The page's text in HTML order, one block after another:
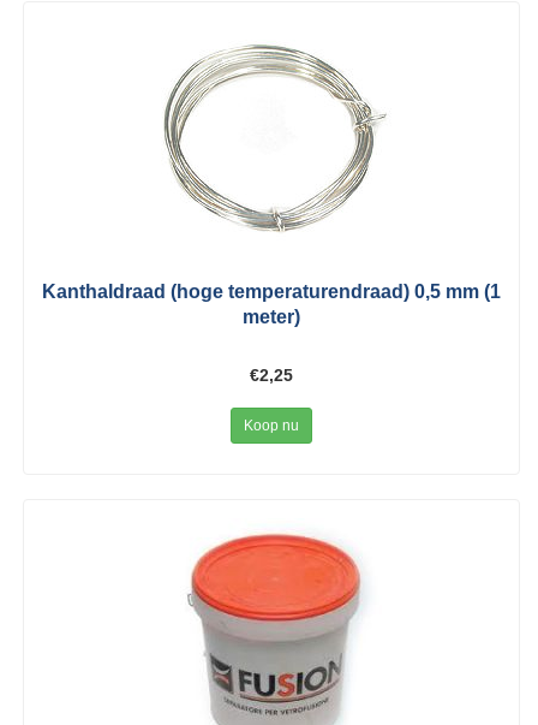
Kanthaldraad (hoge temperaturendraad) 0,5 mm (1
meter)
€2,25
Koop nu